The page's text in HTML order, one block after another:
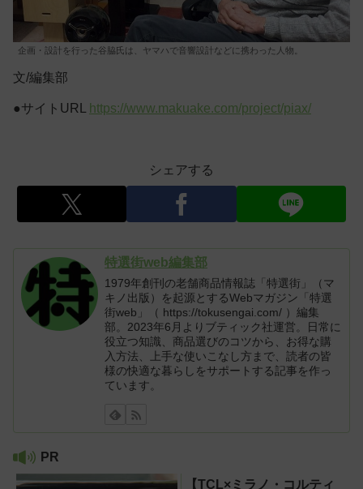
企画・設計を行った谷脇氏は、ヤマハで音響設計などに携わった人物。
文/編集部
●サイトURL https://www.makuake.com/project/piax/
シェアする
特選街web編集部
1979年創刊の老舗商品情報誌「特選街」（マ
キノ出版）を起源とするWebマガジン「特選
街web」（ https://tokusengai.com/ ）編集
部。2023年6月よりブティック社運営。日常に
役立つ知識、商品選びのコツから、お得な購
入方法、上手な使いこなし方まで、読者の皆
様の快適な暮らしをサポートする記事を作っ
ています。
PR
【TCL×ミラノ・コルティ